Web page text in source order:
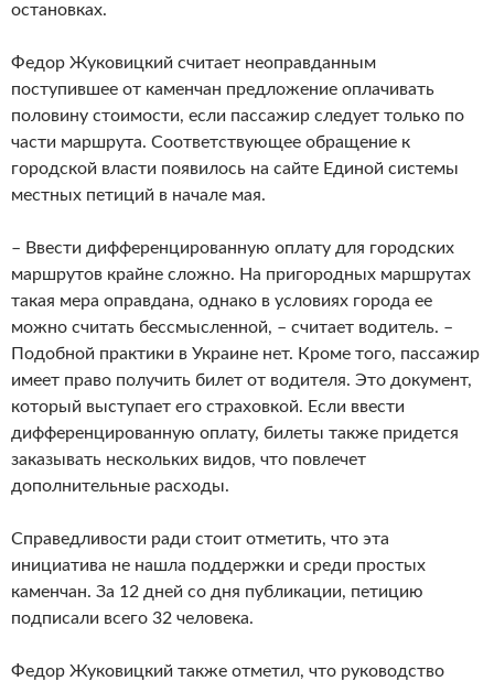
остановках.
Федор Жуковицкий считает неоправданным
поступившее от каменчан предложение оплачивать
половину стоимости, если пассажир следует только по
части маршрута. Соответствующее обращение к
городской власти появилось на сайте Единой системы
местных петиций в начале мая.
– Ввести дифференцированную оплату для городских
маршрутов крайне сложно. На пригородных маршрутах
такая мера оправдана, однако в условиях города ее
можно считать бессмысленной, – считает водитель. –
Подобной практики в Украине нет. Кроме того, пассажир
имеет право получить билет от водителя. Это документ,
который выступает его страховкой. Если ввести
дифференцированную оплату, билеты также придется
заказывать нескольких видов, что повлечет
дополнительные расходы.
Справедливости ради стоит отметить, что эта
инициатива не нашла поддержки и среди простых
каменчан. За 12 дней со дня публикации, петицию
подписали всего 32 человека.
Федор Жуковицкий также отметил, что руководство